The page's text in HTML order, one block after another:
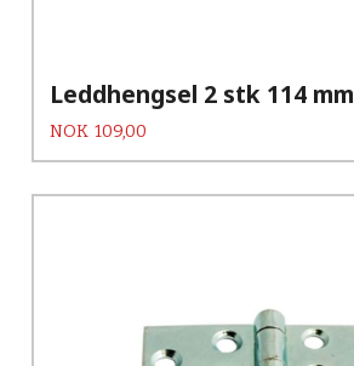
Leddhengsel 2 stk 114 mm
Pris
NOK 109,00